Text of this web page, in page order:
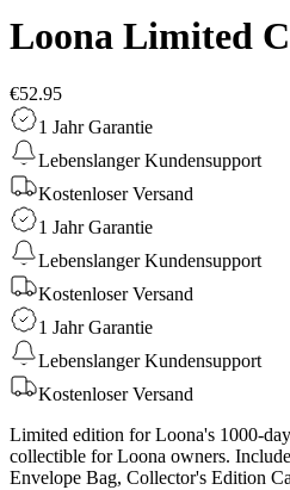
Loona Limited
€52.95
1 Jahr Garantie
Lebenslanger Kundensupport
Kostenloser Versand
1 Jahr Garantie
Lebenslanger Kundensupport
Kostenloser Versand
1 Jahr Garantie
Lebenslanger Kundensupport
Kostenloser Versand
Limited edition for Loona's 1000-
collectible for Loona owners.
Envelope Bag, Collector's Edition